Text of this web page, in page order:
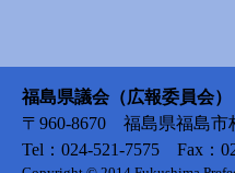
福島県議会（広報委員会）
〒960-8670 福島県福島市
Tel：024-521-7575 Fax：